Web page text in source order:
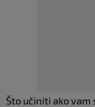
Što učiniti ako vam